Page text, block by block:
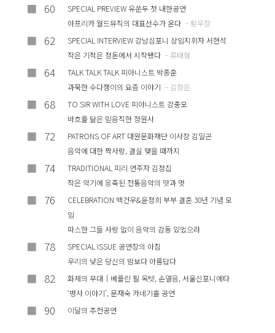
■ 60
SPECIAL PREVIEW 유쑨두 첫 내한공연
아프리카 월드뮤직의 대표선수가 온다 – 황우창
■ 62
SPECIAL INTERVIEW 강남심포니 상임지휘자 서현석
작은 기적은 정돈에서 시작됐다 – 류태형
■ 64
TALK TALK TALK 피아니스트 박종훈
과묵한 수다쟁이의 요즘 이야기 – 김정은
■ 68
TO SIR WITH LOVE 피아니스트 강충모
바흐를 닮은 믿음직한 정원사
■ 72
PATRONS OF ART 대원문화재단 이사장 김일곤
음악에 대한 짝사랑, 결실 맺을 때까지
■ 74
TRADITIONAL 피리 연주자 김정집
작은 악기에 응축된 전통음악의 맛과 멋
■ 76
CELEBRATION 백건우&윤정희 부부 결혼 30년 기념 모
임
따스한 그들 사랑 없이 음악의 감동 있었으랴
■ 78
SPECIAL ISSUE 공연장의 아침
우리의 낮은 당신의 밤보다 아름답다
■ 82
화제의 무대｜베를린 필 옥텟, 손열음, 서울신포니에타
‘병사 이야기’, 문재숙 카네기홀 공연
■ 90 이달의 추천공연